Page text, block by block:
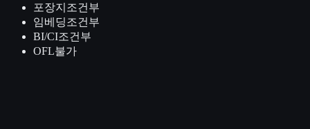
포장지 조건부
임베딩조건부
BI/CI조건부
OFL불가